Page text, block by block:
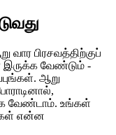
வார பிரசவத்திற்குப்
இருக்க வேண்டும் -
ஆறு
வேண்டாம். உங்கள்
என்ன